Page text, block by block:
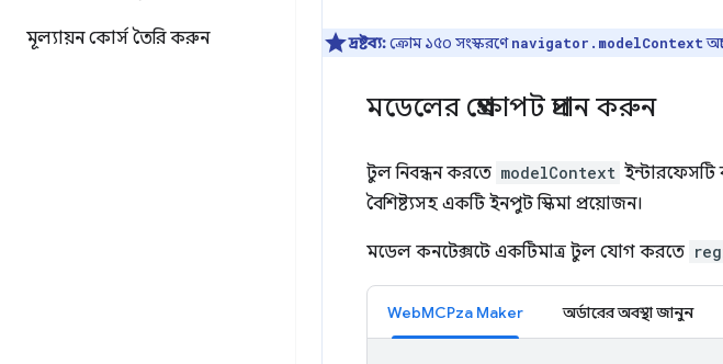
মূল্যায়ন কোর্স তৈরি করুন দ্রষ্টব্য:ক্রোম ১৫০ সংস্করণেnavigator.modelContext
মডেলের প্রেক্ষাপট প্রদান করুন
টুল নিবন্ধন করতে modelContext ইন্টারফেসটি
বৈশিষ্ট্যসহ একটি ইনপুট স্কিমা প্রয়োজন।
মডেল কনটেক্সটে একটিমাত্র টুল যোগ করতে
WebMCPza Maker অর্ডারের অবস্থা জানুন